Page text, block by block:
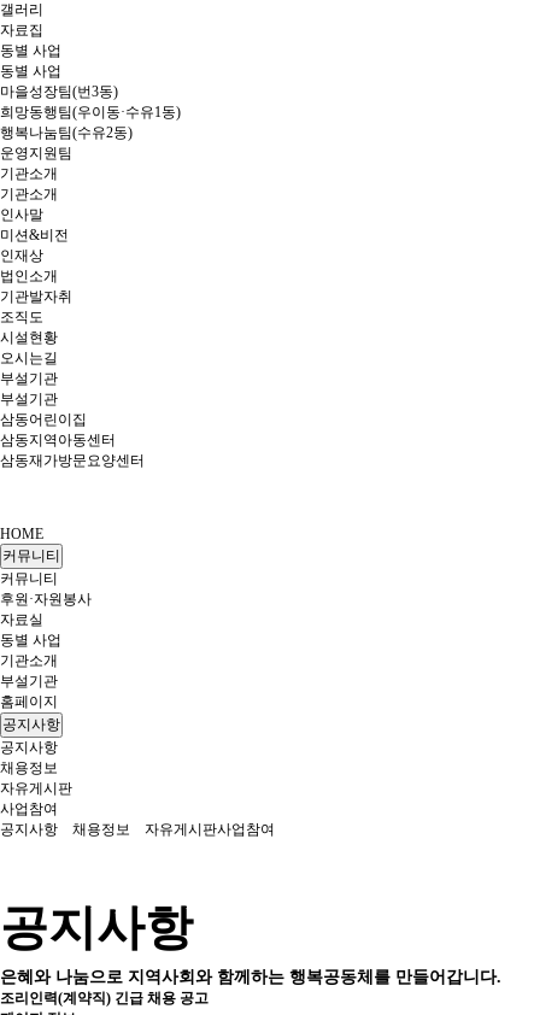
갤러리
자료집
동별 사업
동별 사업
마을성장팀(번3동)
희망동행팀(우이동·수유1동)
행복나눔팀(수유2동)
운영지원팀
기관소개
기관소개
인사말
미션&비전
인재상
법인소개
기관발자취
조직도
시설현황
오시는길
부설기관
부설기관
삼동어린이집
삼동지역아동센터
삼동재가방문요양센터
HOME
커뮤니티
커뮤니티
후원·자원봉사
자료실
동별 사업
기관소개
부설기관
홈페이지
공지사항
공지사항
채용정보
자유게시판
사업참여
공지사항
채용정보 자유게시판사업참여
공지사항
은혜와 나눔으로 지역사회와 함께하는 행복공동체를 만들어갑니다.
조리인력(계약직) 긴급 채용 공고